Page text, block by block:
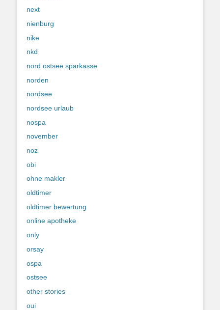
next
nienburg
nike
nkd
nord ostsee sparkasse
norden
nordsee
nordsee urlaub
nospa
november
noz
obi
ohne makler
oldtimer
oldtimer bewertung
online apotheke
only
orsay
ospa
ostsee
other stories
oui